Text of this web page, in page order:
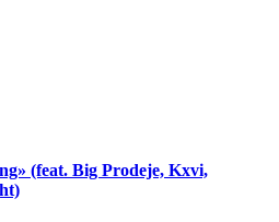
(feat. Big Prodeje, Kxvi,